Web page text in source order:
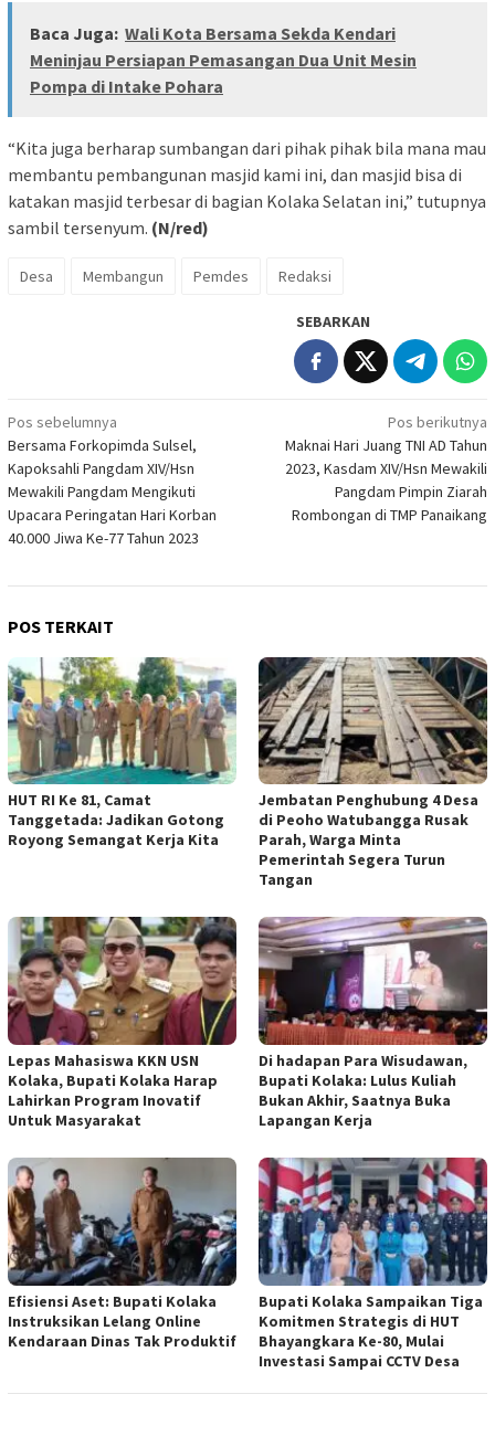
Baca Juga: Wali Kota Bersama Sekda Kendari
Meninjau Persiapan Pemasangan Dua Unit Mesin
Pompa di Intake Pohara
“Kita juga berharap sumbangan dari pihak pihak bila mana mau
membantu pembangunan masjid kami ini, dan masjid bisa di
katakan masjid terbesar di bagian Kolaka Selatan ini,” tutupnya
sambil tersenyum. (N/red)
Desa Membangun Pemdes Redaksi
SEBARKAN
Navigasi
pos
Pos sebelumnya
Bersama Forkopimda Sulsel,
Kapoksahli Pangdam XIV/Hsn
Mewakili Pangdam Mengikuti
Upacara Peringatan Hari Korban
40.000 Jiwa Ke-77 Tahun 2023
Pos berikutnya
Maknai Hari Juang TNI AD Tahun
2023, Kasdam XIV/Hsn Mewakili
Pangdam Pimpin Ziarah
Rombongan di TMP Panaikang
POS TERKAIT
HUT RI Ke 81, Camat
Tanggetada: Jadikan Gotong
Royong Semangat Kerja Kita
Jembatan Penghubung 4 Desa
di Peoho Watubangga Rusak
Parah, Warga Minta
Pemerintah Segera Turun
Tangan
Lepas Mahasiswa KKN USN
Kolaka, Bupati Kolaka Harap
Lahirkan Program Inovatif
Untuk Masyarakat
Di hadapan Para Wisudawan,
Bupati Kolaka: Lulus Kuliah
Bukan Akhir, Saatnya Buka
Lapangan Kerja
Efisiensi Aset: Bupati Kolaka
Instruksikan Lelang Online
Kendaraan Dinas Tak Produktif
Bupati Kolaka Sampaikan Tiga
Komitmen Strategis di HUT
Bhayangkara Ke-80, Mulai
Investasi Sampai CCTV Desa